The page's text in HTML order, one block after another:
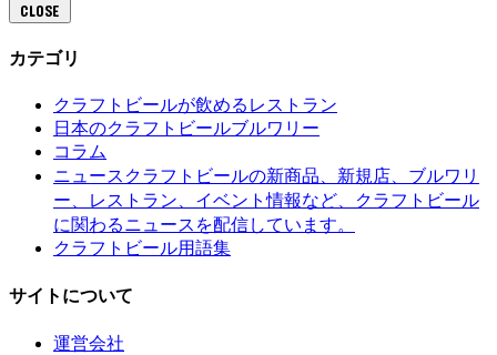
CLOSE
カテゴリ
クラフトビールが飲めるレストラン
日本のクラフトビールブルワリー
コラム
ニュース クラフトビールの新商品、新規店、ブルワリ
ー、レストラン、イベント情報など、クラフトビール
に関わるニュースを配信しています。
クラフトビール用語集
サイトについて
運営会社